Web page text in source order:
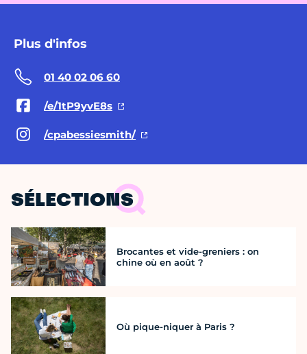
Plus d'infos
01 40 02 06 60
/e/1tP9yvE8s
/cpabessiesmith/
SÉLECTIONS
Brocantes et vide-greniers : on
chine où en août ?
Où pique-niquer à Paris ?